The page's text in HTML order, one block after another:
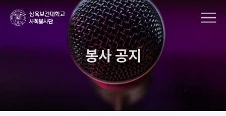
MENU
봉사 공지